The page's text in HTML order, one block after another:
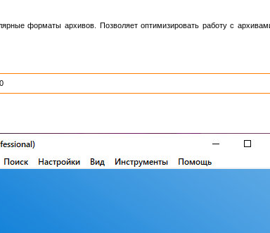
форматы архивов. Позволяет оптимизировать работу с